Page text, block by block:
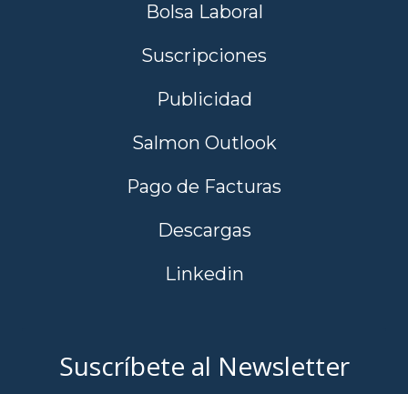
Bolsa Laboral
Suscripciones
Publicidad
Salmon Outlook
Pago de Facturas
Descargas
Linkedin
Suscríbete al Newsletter